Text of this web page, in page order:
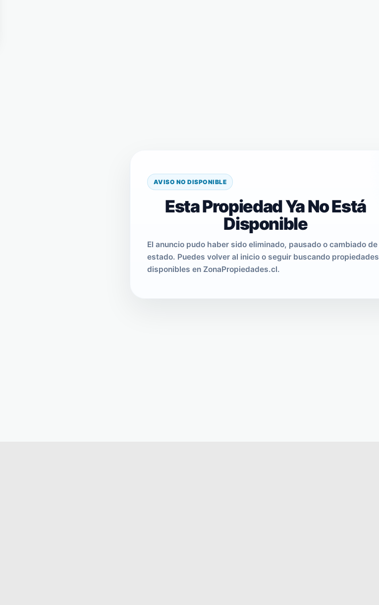
AVISO NO DISPONIBLE
Esta Propiedad Ya No Está
Disponible
El anuncio pudo haber sido eliminado, pausado o cambiado de
estado. Puedes volver al inicio o seguir buscando propiedades
disponibles en ZonaPropiedades.cl.